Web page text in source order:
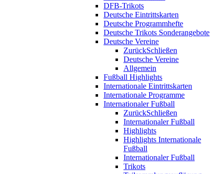
DFB-Trikots
Deutsche Eintrittskarten
Deutsche Programmhefte
Deutsche Trikots Sonderangebote
Deutsche Vereine
ZurückSchließen
Deutsche Vereine
Allgemein
Fußball Highlights
Internationale Eintrittskarten
Internationale Programme
Internationaler Fußball
ZurückSchließen
Internationaler Fußball
Highlights
Highlights Internationale
Fußball
Internationaler Fußball
Trikots